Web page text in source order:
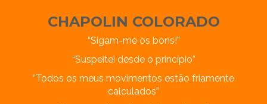
CHAPOLIN COLORADO
“Sigam-me os bons!”
“Suspeitei desde o princípio”
“Todos os meus movimentos estão friamente
calculados”